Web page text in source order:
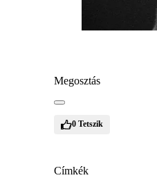
Megosztás
0 Tetszik
Címkék